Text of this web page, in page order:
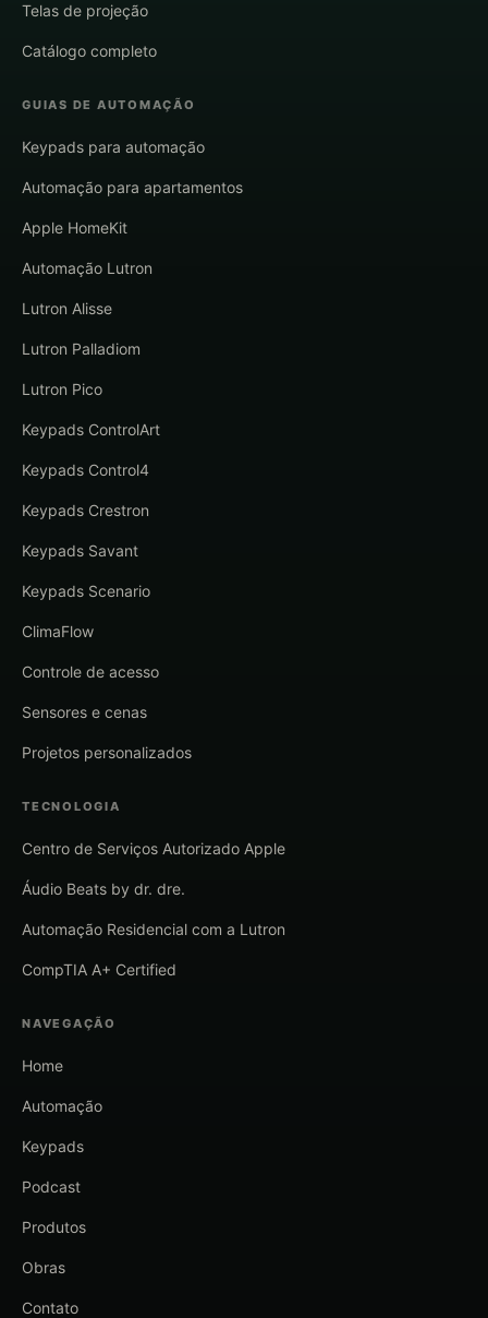
Telas de projeção
Catálogo completo
GUIAS DE AUTOMAÇÃO
Keypads para automação
Automação para apartamentos
Apple HomeKit
Automação Lutron
Lutron Alisse
Lutron Palladiom
Lutron Pico
Keypads ControlArt
Keypads Control4
Keypads Crestron
Keypads Savant
Keypads Scenario
ClimaFlow
Controle de acesso
Sensores e cenas
Projetos personalizados
TECNOLOGIA
Centro de Serviços Autorizado Apple
Áudio Beats by dr. dre.
Automação Residencial com a Lutron
CompTIA A+ Certified
NAVEGAÇÃO
Home
Automação
Keypads
Podcast
Produtos
Obras
Contato